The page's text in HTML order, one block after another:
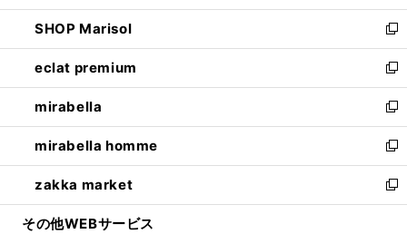
開
く
ウ
で
開
く
ン
ド
ウ
で
開
く
ウ
ィ
ン
ド
ウ
で
開
く
し
い
ウ
ィ
ン
ド
ウ
で
開
く
SHOP Marisol
新
し
い
ウ
ィ
ン
ド
ウ
で
開
eclat premium
新
し
い
ウ
ィ
ン
ド
ウ
mirabella
新
し
い
ウ
ィ
ン
mirabella homme
新
し
い
ウ
zakka market
新
し
その他WEBサービス